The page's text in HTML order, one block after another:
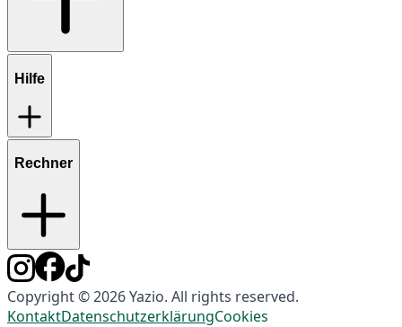
Hilfe
Rechner
Copyright © 2026 Yazio. All rights reserved.
KontaktDatenschutzerklärungCookies